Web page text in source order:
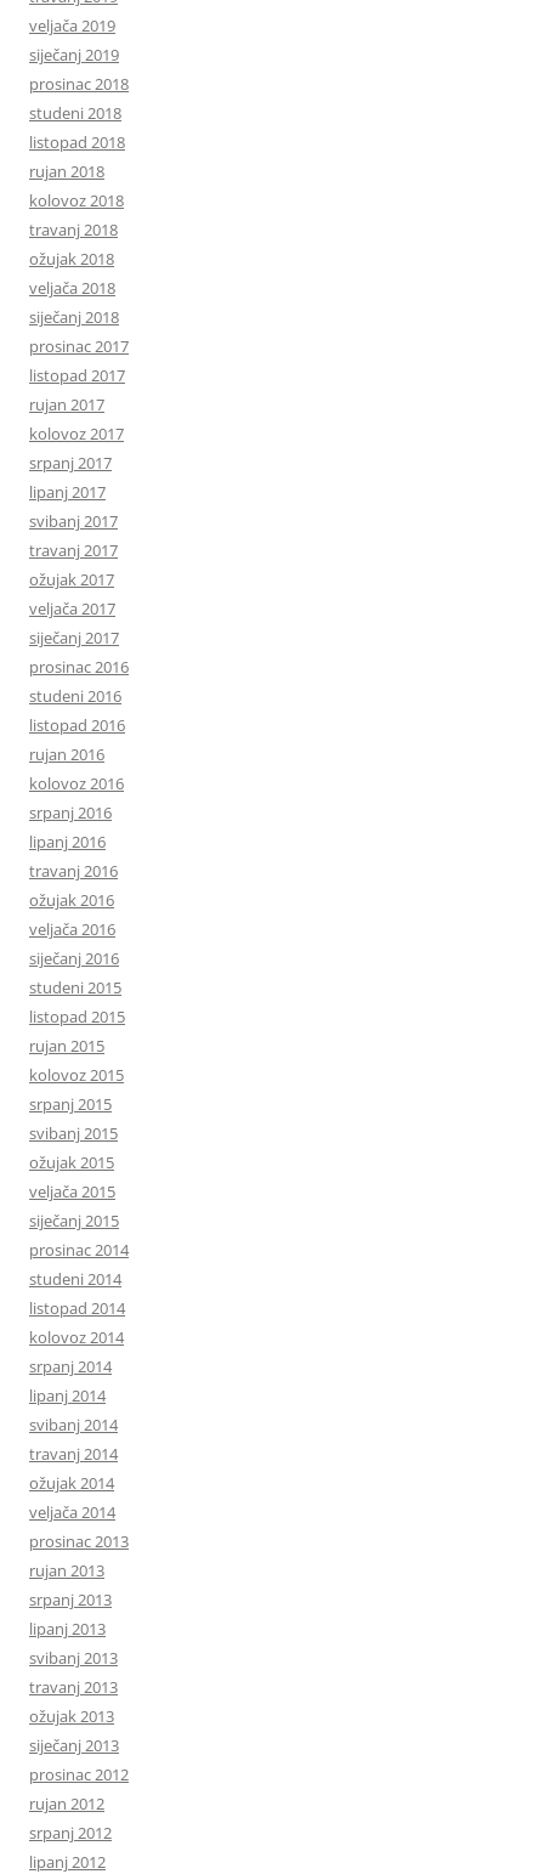
veljača 2019
siječanj 2019
prosinac 2018
studeni 2018
listopad 2018
rujan 2018
kolovoz 2018
travanj 2018
ožujak 2018
veljača 2018
siječanj 2018
prosinac 2017
listopad 2017
rujan 2017
kolovoz 2017
srpanj 2017
lipanj 2017
svibanj 2017
travanj 2017
ožujak 2017
veljača 2017
siječanj 2017
prosinac 2016
studeni 2016
listopad 2016
rujan 2016
kolovoz 2016
srpanj 2016
lipanj 2016
travanj 2016
ožujak 2016
veljača 2016
siječanj 2016
studeni 2015
listopad 2015
rujan 2015
kolovoz 2015
srpanj 2015
svibanj 2015
ožujak 2015
veljača 2015
siječanj 2015
prosinac 2014
studeni 2014
listopad 2014
kolovoz 2014
srpanj 2014
lipanj 2014
svibanj 2014
travanj 2014
ožujak 2014
veljača 2014
prosinac 2013
rujan 2013
srpanj 2013
lipanj 2013
svibanj 2013
travanj 2013
ožujak 2013
siječanj 2013
prosinac 2012
rujan 2012
srpanj 2012
lipanj 2012